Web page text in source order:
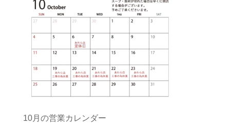
10月の営業カレンダー